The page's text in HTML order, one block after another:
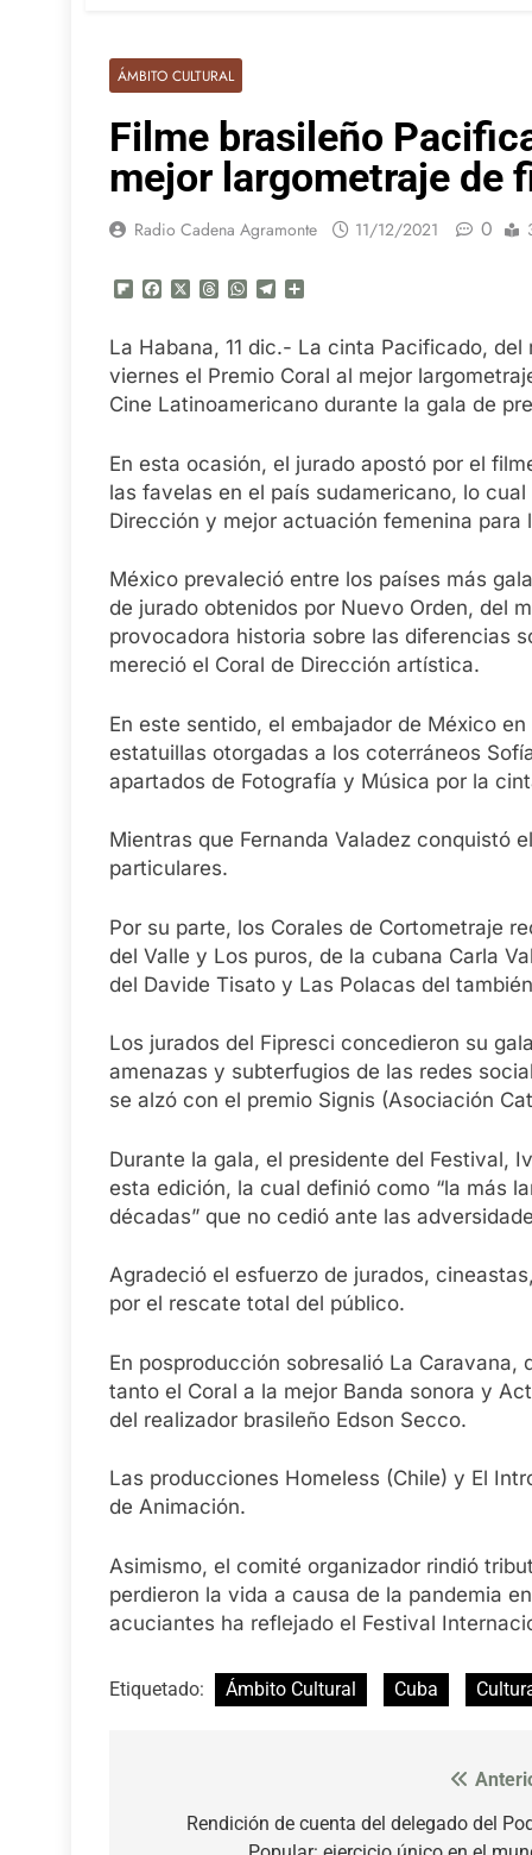
ÁMBITO CULTURAL
Filme brasileño
mejor largometraje de
Radio Cadena Agramonte 11/12/2021 0
Flipboard
FacebookThreadsWhatsApp
Telegram
La Habana, 11 dic.- La cinta Pacificado,
viernes el Premio Coral al mejor
Cine Latinoamericano durante la gala de
En esta ocasión, el jurado apostó por el
las favelas en el país sudamericano, lo
Dirección y mejor actuación femenina para
México prevaleció entre los países más
de jurado obtenidos por Nuevo Orden, del
provocadora historia sobre las diferencias
mereció el Coral de Dirección artística.
En este sentido, el embajador de México
estatuillas otorgadas a los coterráneos
apartados de Fotografía y Música por la
Mientras que Fernanda Valadez conquistó
particulares.
Por su parte, los Corales de Cortometraje
del Valle y Los puros, de la cubana Carla
del Davide Tisato y Las Polacas del
Los jurados del Fipresci concedieron su
amenazas y subterfugios de las redes
se alzó con el premio Signis (Asociación
Durante la gala, el presidente del Festival,
esta edición, la cual definió como “la más
décadas” que no cedió ante las
Agradeció el esfuerzo de jurados,
por el rescate total del público.
En posproducción sobresalió La
tanto el Coral a la mejor Banda sonora y
del realizador brasileño Edson Secco.
Las producciones Homeless (Chile) y El
de Animación.
Asimismo, el comité organizador rindió
perdieron la vida a causa de la pandemia
acuciantes ha reflejado el Festival
Etiquetado: Ámbito Cultural Cuba
Rendición de cuenta del delegado del